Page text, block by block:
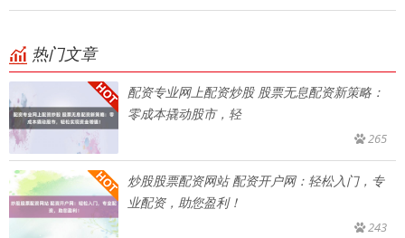
热门文章
配资专业网上配资炒股 股票无息配资新策略：
零成本撬动股市，轻
265
炒股股票配资网站 配资开户网：轻松入门，专
业配资，助您盈利！
243